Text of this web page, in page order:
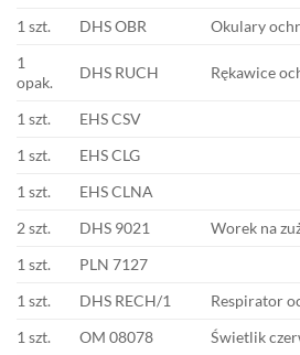
1 szt.
DHS OBR
Okulary
1
opak.
DHS RUCH Rękawice
1 szt.
EHS CSV
1 szt.
EHS CLG
1 szt.
EHS CLNA
2 szt.
DHS 9021
Worek na
1 szt.
PLN 7127
1 szt.
DHS RECH/1
Respirator
1 szt.
OM 08078
Świetlik